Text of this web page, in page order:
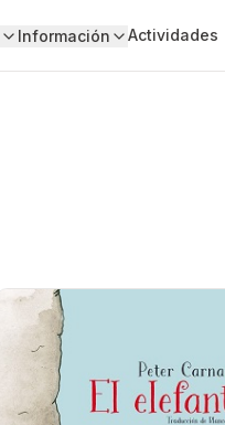
Información Actividades